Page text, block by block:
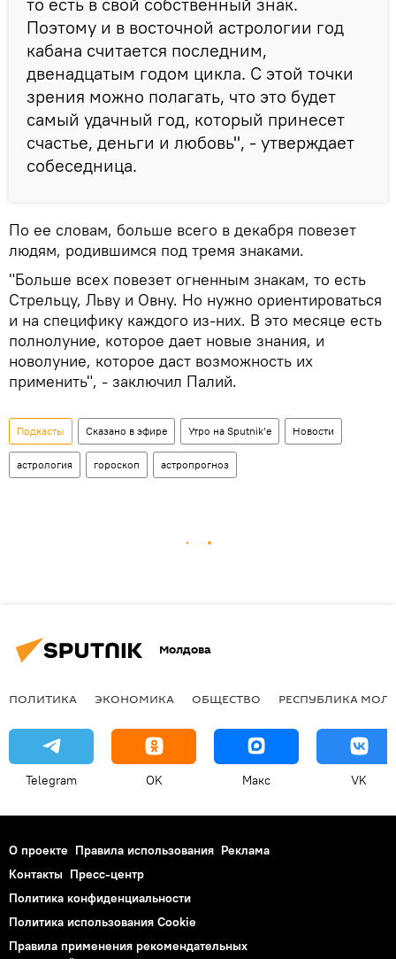
Поэтому и в восточной астрологии год
кабана считается последним,
двенадцатым годом цикла. С этой точки
зрения можно полагать, что это будет
самый удачный год, который принесет
счастье, деньги и любовь", - утверждает
собеседница.
По ее словам, больше всего в декабря повезет
людям, родившимся под тремя знаками.
"Больше всех повезет огненным знакам, то есть
Стрельцу, Льву и Овну. Но нужно ориентироваться
и на специфику каждого из-них. В это месяце есть
полнолуние, которое дает новые знания, и
новолуние, которое даст возможность их
применить", - заключил Палий.
Подкасты Сказано в эфире Утро на Sputnik’e Новости
астрология гороскоп астропрогноз
Молдова
ПОЛИТИКА ЭКОНОМИКА ОБЩЕСТВО РЕСПУБЛИКА
Telegram OK Макс VK
О проекте Правила использования Реклама
Контакты Пресс-центр
Политика конфиденциальности
Политика использования Cookie
Правила применения рекомендательных